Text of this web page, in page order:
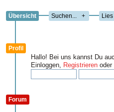
Übersicht +
Profil
Hallo! Bei uns kannst Du
Einloggen, Registrieren oder
Forum